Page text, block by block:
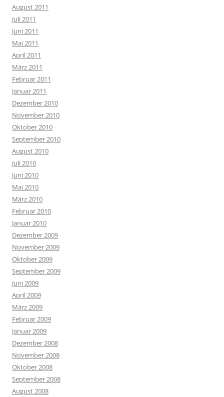
August 2011
Juli 2011
Juni 2011
Mai 2011
April 2011
März 2011
Februar 2011
Januar 2011
Dezember 2010
November 2010
Oktober 2010
September 2010
August 2010
Juli 2010
Juni 2010
Mai 2010
März 2010
Februar 2010
Januar 2010
Dezember 2009
November 2009
Oktober 2009
September 2009
Juni 2009
April 2009
März 2009
Februar 2009
Januar 2009
Dezember 2008
November 2008
Oktober 2008
September 2008
August 2008